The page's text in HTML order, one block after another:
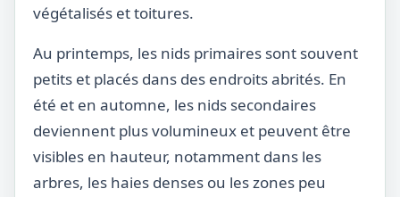
végétalisés et toitures.
Au printemps, les nids primaires sont souvent
petits et placés dans des endroits abrités. En
été et en automne, les nids secondaires
deviennent plus volumineux et peuvent être
visibles en hauteur, notamment dans les
arbres, les haies denses ou les zones peu